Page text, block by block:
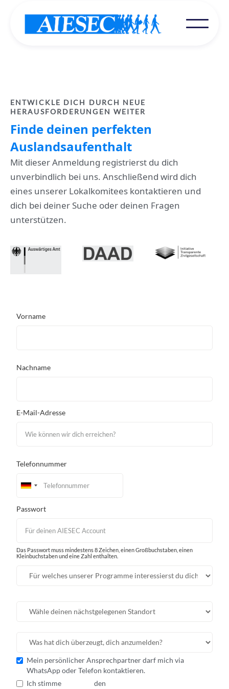
ENTWICKLE DICH DURCH NEUE
HERAUSFORDERUNGEN WEITER
Finde deinen perfekten
Auslandsaufenthalt
Mit dieser Anmeldung registrierst du dich
unverbindlich bei uns. Anschließend wird dich
eines unserer Lokalkomitees kontaktieren und
dich bei deiner Suche oder deinen Fragen
unterstützen.
Vorname
Nachname
E-Mail-Adresse
Telefonnummer
Passwort
Das Passwort muss mindestens 8 Zeichen, einen Großbuchstaben, einen
Kleinbuchstaben und eine Zahl enthalten.
Mein persönlicher Ansprechpartner darf mich via
WhatsApp oder Telefon kontaktieren.
Ich stimme
den